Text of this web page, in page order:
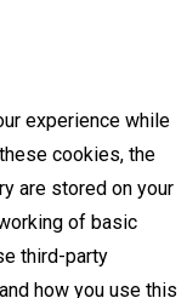
experience while
cookies, the
are stored on your
of basic
third-party
how you use this